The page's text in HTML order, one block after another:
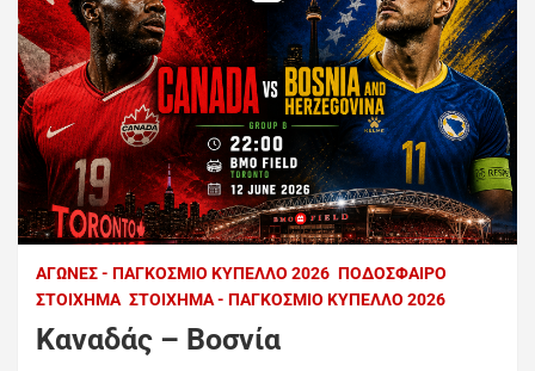
ΑΓΏΝΕΣ - ΠΑΓΚΌΣΜΙΟ ΚΎΠΕΛΛΟ 2026 ΠΟΔΌΣΦΑΙΡΟ
ΣΤΟΊΧΗΜΑ ΣΤΟΊΧΗΜΑ - ΠΑΓΚΌΣΜΙΟ ΚΎΠΕΛΛΟ 2026
Καναδάς – Βοσνία